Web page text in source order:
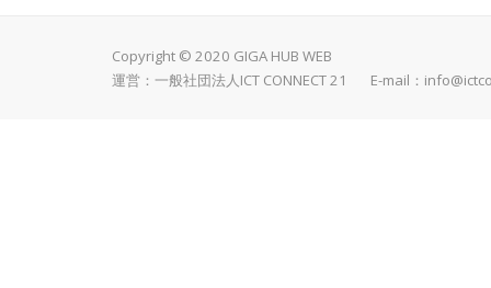
Copyright © 2020 GIGA HUB WEB
運営：一般社団法人ICT CONNECT 21 E-mail：